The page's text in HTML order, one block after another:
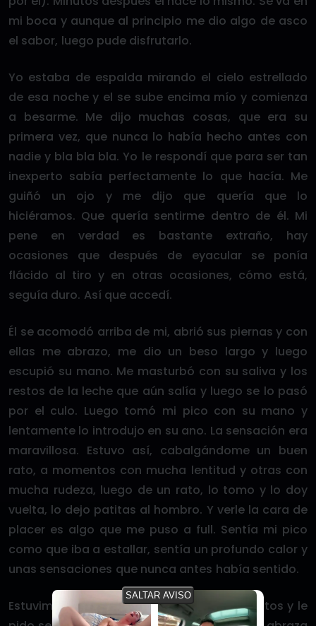
mi boca y aunque al principio me dio algo de asco
el sabor, luego pude disfrutarlo.
Yo estaba de espalda mirando el cielo estrellado
de esa noche y el se sube encima mío y comienza
a besarme. Me dijo muchas cosas, que era su
primera vez, que nunca lo había hecho antes con
nadie y bla bla bla. Yo le respondí que para ser tan
inexperto sabía perfectamente lo que hacía. Me
guiñó un ojo y me dijo que quería que lo
hiciéramos. Que quería sentirme dentro de él. Mi
pene en verdad es bastante extraño, hay
ocasiones que después de eyacular se ponía
flácido al tiro y en otras ocasiones, cómo está,
seguía duro. Así que accedí.
Él se acomodó arriba de mi, abrió sus piernas y con
ellas me abrazo, me dio un beso largo y luego
escupió su mano. Me masturbó con su saliva y los
restos de la leche que aún salía y luego se lo pasó
por el culo. Luego tomó mi pico con su mano y
lentamente lo introdujo en su ano. La sensación era
maravillosa. Estuvo así, cabalgándome un buen
rato, a momentos con mucha lentitud y otras con
mucha rudeza, luego de un rato, lo tomo y lo doy
vuelta, lo dejo patitas al hombro. Y verle la cara de
placer es algo que me puso a full. Sentía mi pico
como que iba a estallar, sentía un profundo calor y
unas sensaciones que nunca antes había sentido.
Estuvimos así, harto rato, no se, 15-30 minutos y le
SALTAR AVISO